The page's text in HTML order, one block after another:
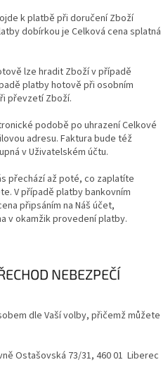
k platbě při doručení Zboží
dobírkou je Celková cena splatná
lze hradit Zboží v případě
platby hotově při osobním
převzetí Zboží.
podobě po uhrazení Celkové
adresu. Faktura bude též
v Uživatelském účtu.
přechází až poté, co zaplatíte
V případě platby bankovním
připsáním na Náš účet,
v okamžik provedení platby.
NEBEZPEČÍ
dle Vaší volby, přičemž můžete
Ostašovská 73/31, 460 01 Liberec